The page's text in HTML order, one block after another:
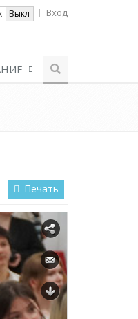
Выкл Вход
Печать